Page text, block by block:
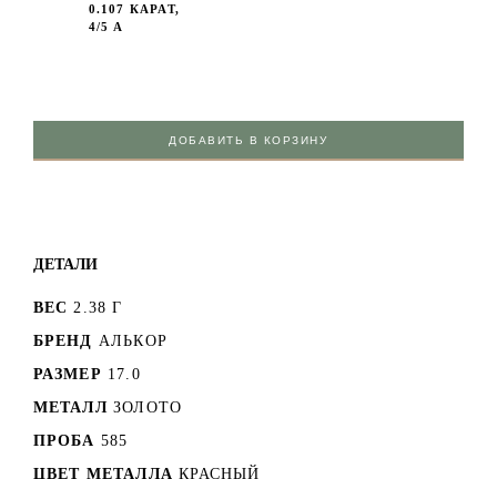
0.107 КАРАТ,
4/5 А
ДОБАВИТЬ В КОРЗИНУ
ДЕТАЛИ
ВЕС 2.38 Г
БРЕНД АЛЬКОР
РАЗМЕР 17.0
МЕТАЛЛ ЗОЛОТО
ПРОБА 585
ЦВЕТ МЕТАЛЛА КРАСНЫЙ